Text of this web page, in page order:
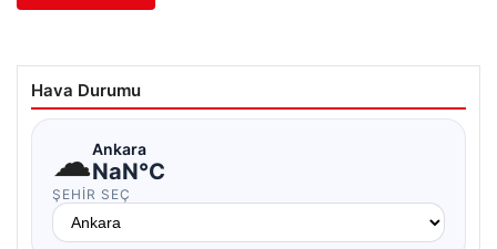
Hava Durumu
☁Ankara
NaN°C
ŞEHIR SEÇ